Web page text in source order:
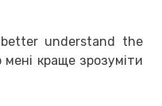
understand the
краще зрозуміти